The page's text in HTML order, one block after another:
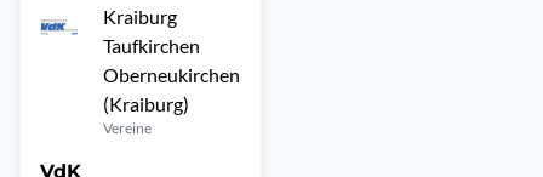
Kraiburg
Taufkirchen
Oberneukirchen
(Kraiburg)
Vereine
VdK